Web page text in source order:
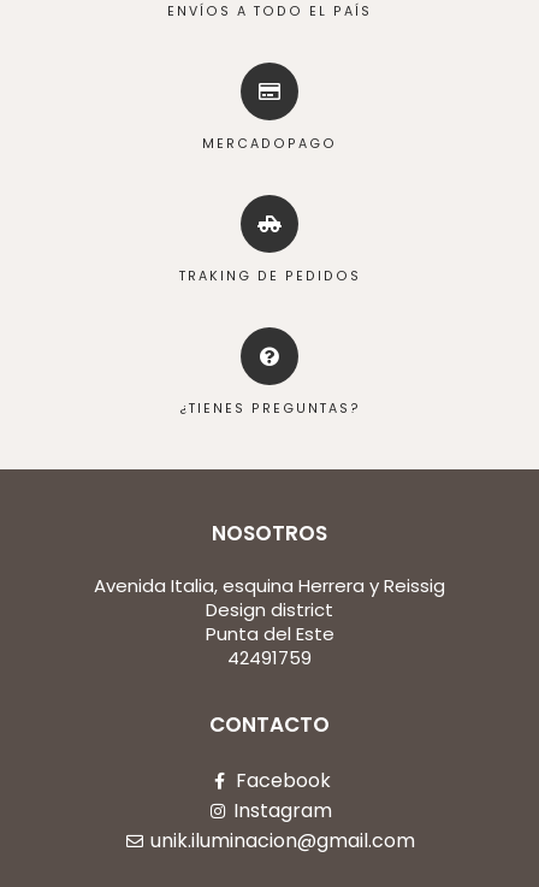
ENVÍOS A TODO EL PAÍS
MERCADOPAGO
TRAKING DE PEDIDOS
¿TIENES PREGUNTAS?
NOSOTROS
Avenida Italia, esquina Herrera y Reissig
Design district
Punta del Este
42491759
CONTACTO
Facebook
Instagram
unik.iluminacion@gmail.com